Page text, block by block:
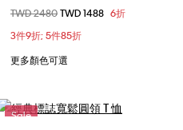
XXS
XS
L
價格扣減從
TWD 2480至
TWD 1488 6折
3件9折; 5件85折
更多顏色可選
Sale